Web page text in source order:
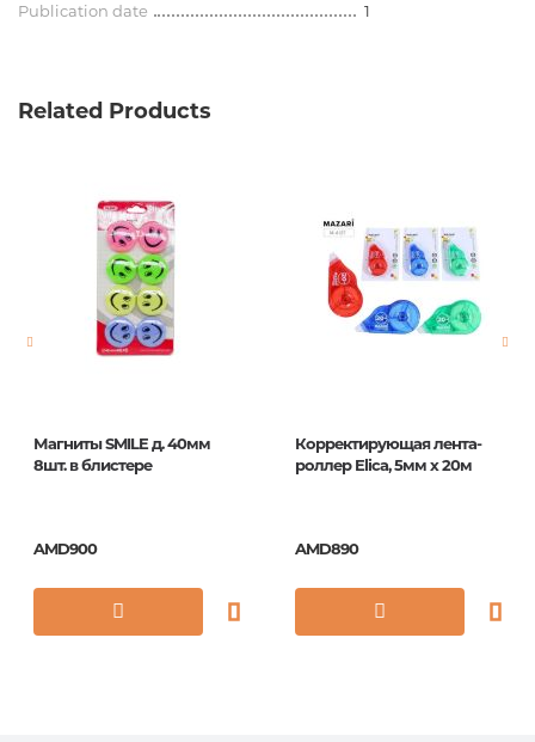
Publication date 1
Related Products
Магниты SMILE д. 40мм
8шт. в блистере
AMD900
Корректирующая лента-
роллер Elica, 5мм x 20м
AMD890